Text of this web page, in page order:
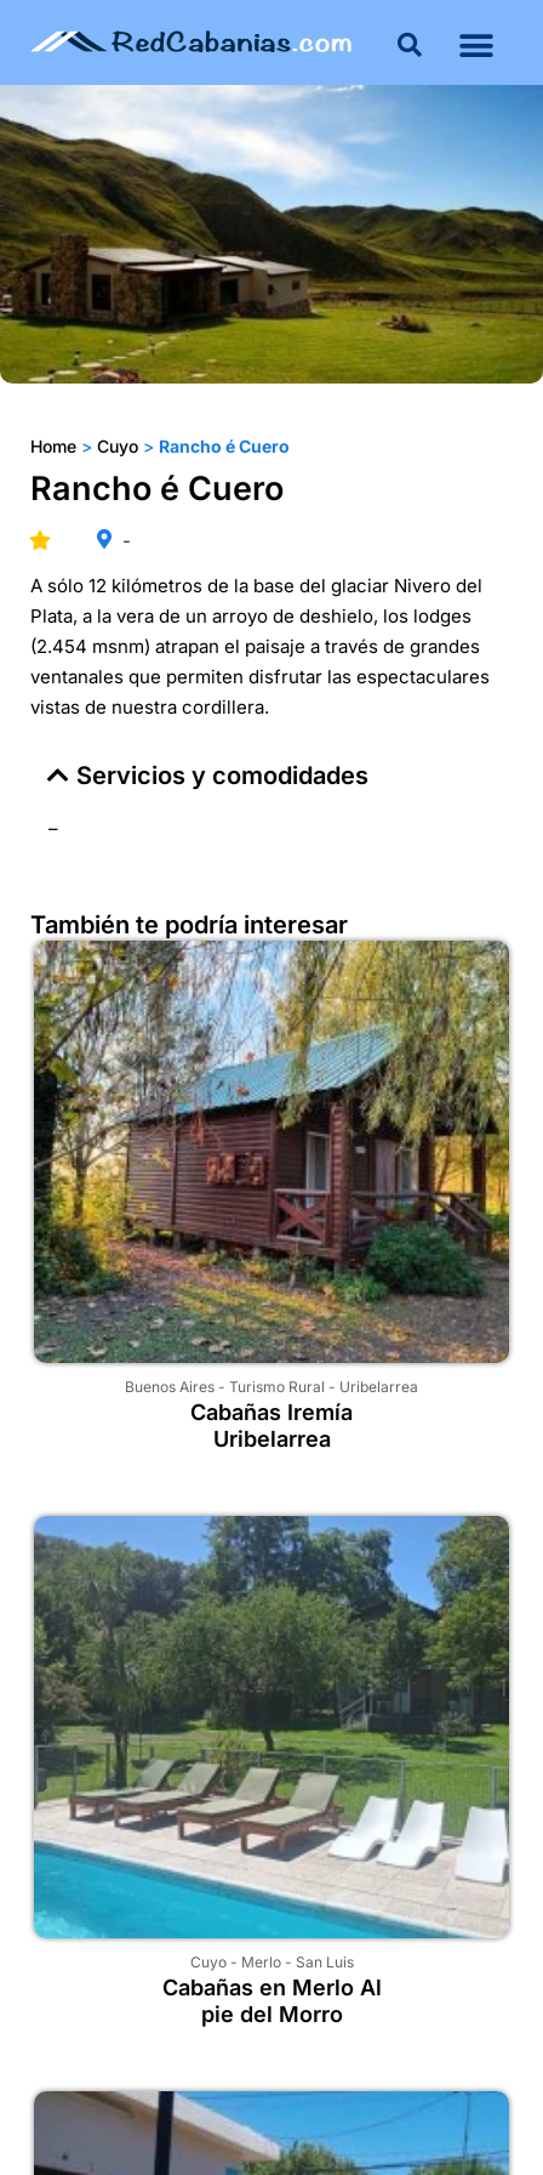
Home > Cuyo > Rancho é Cuero
Rancho é Cuero
-
A sólo 12 kilómetros de la base del glaciar Nivero del
Plata, a la vera de un arroyo de deshielo, los lodges
(2.454 msnm) atrapan el paisaje a través de grandes
ventanales que permiten disfrutar las espectaculares
vistas de nuestra cordillera.
Servicios y comodidades
–
También te podría interesar
Buenos Aires - Turismo Rural - Uribelarrea
Cabañas Iremía
Uribelarrea
Cuyo- Merlo- San Luis
Cabañas en Merlo Al
pie del Morro